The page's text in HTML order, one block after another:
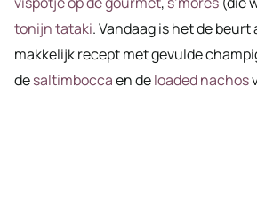
tonijn tataki. Vandaag is het de beurt
makkelijk recept met gevulde
desaltimboccaen deloaded nachos